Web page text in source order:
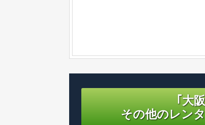
｢大
その他のレン